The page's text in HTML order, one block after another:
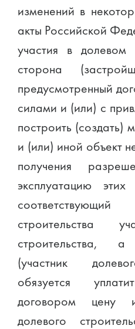
изменений в
акты Российской
участия в долевом
сторона
предусмотренный
силами и (или) с
построить (создать)
и (или) иной объект
получения
эксплуатацию
строительства
строительства,
(участник
обязуется
договором цену
долевого